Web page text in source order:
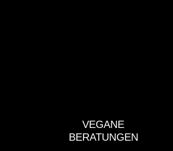
VEGANE
BERATUNGEN